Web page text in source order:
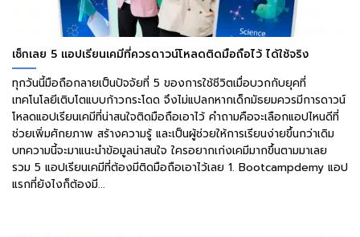
เช็กเลย 5 แอปเรียนเคมีที่ควรดาวน์โหลดติดมือถือไว้ ได้ใช้จริง
ทุกวันนี้มือถือกลายเป็นปัจจัยที่ 5 ของการใช้ชีวิตเมื่อบวกกับยุคที่
เทคโนโลยีเติบโตแบบก้าวกระโดด จึงไม่แปลกหากเด็กมัธยมควรมีการดาวน์
โหลดแอปเรียนเคมีที่น่าสนใจติดมือถือเอาไว้ คำถามคือจะเลือกแอปไหนดีที่
ช่วยเพิ่มศักยภาพ สร้างความรู้ และเป็นผู้ช่วยให้การเรียนง่ายขึ้นกว่าเดิม
บทความนี้จะมาแนะนำข้อมูลน่าสนใจ ใครอยากเก่งเคมีมากขึ้นตามมาเลย
รวม 5 แอปเรียนเคมีที่ต้องมีติดมือถือเอาไว้เลย 1. Bootcampdemy แอป
แรกที่ยังไงก็ต้องมี...